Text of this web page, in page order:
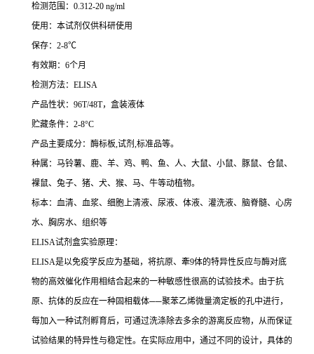
检测范围： 0.312-20 ng/ml
使用：本试剂仅供科研使用
保存： 2-8℃
有效期： 6个月
检测方法： ELISA
产品性状： 96T/48T，盒装液体
贮藏条件： 2-8°C
产品主要成分：酶标板,试剂 ,标准品等。
种属：马铃薯、鹿、羊、鸡、鸭、鱼、人、大鼠、小鼠、豚鼠、仓鼠、
裸鼠、兔子、猪、犬、猴、马、牛等动植物。
标本：血清、血浆、细胞上清液、尿液、体液、灌洗液、脑脊髓、心房
水、胸房水、组织等
ELISA试剂盒实验原理：
ELISA是以免疫学反应为基础，将抗原、牽9体的特异性反应与酶对底
物的高效催化作用相结合起来的一种敏感性很高的试验技术。由于抗
原、抗体的反应在一种固相载体──聚苯乙烯微量滴定板的孔中进行，
每加入一种试剂孵育后，可通过洗涤除去多余的游离反应物，从而保证
试验结果的特异性与稳定性。在实际应用中，通过不同的设计，具体的